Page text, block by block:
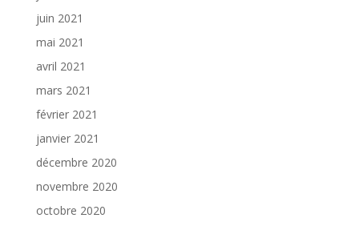
juin 2021
mai 2021
avril 2021
mars 2021
février 2021
janvier 2021
décembre 2020
novembre 2020
octobre 2020